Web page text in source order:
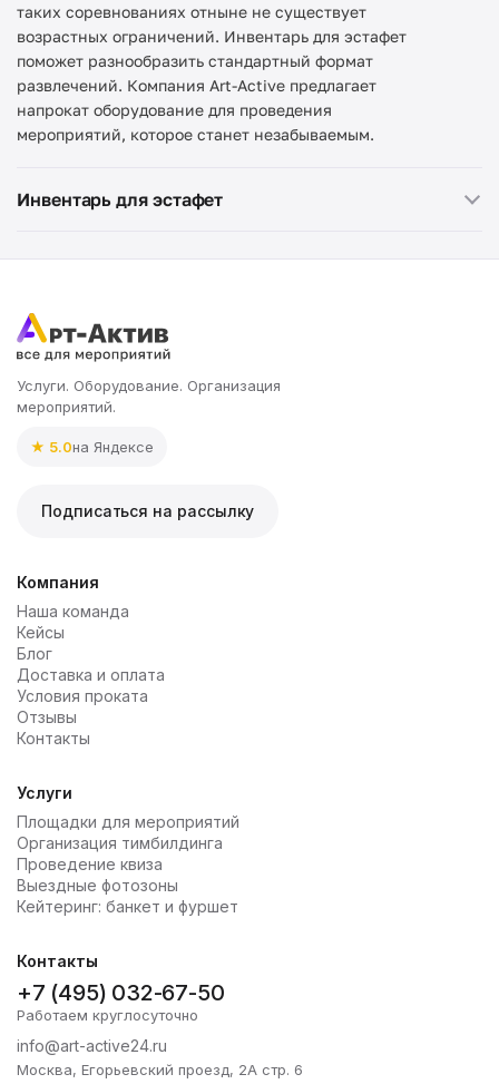
таких соревнованиях отныне не существует
возрастных ограничений. Инвентарь для эстафет
поможет разнообразить стандартный формат
развлечений. Компания Art-Active предлагает
напрокат оборудование для проведения
мероприятий, которое станет незабываемым.
Инвентарь для эстафет
Услуги. Оборудование. Организация
мероприятий.
★ 5.0на Яндексе
Подписаться на рассылку
Компания
Наша команда
Кейсы
Блог
Доставка и оплата
Условия проката
Отзывы
Контакты
Услуги
Площадки для мероприятий
Организация тимбилдинга
Проведение квиза
Выездные фотозоны
Кейтеринг: банкет и фуршет
Контакты
+7 (495) 032-67-50
Работаем круглосуточно
info@art-active24.ru
Москва, Егорьевский проезд, 2А стр. 6